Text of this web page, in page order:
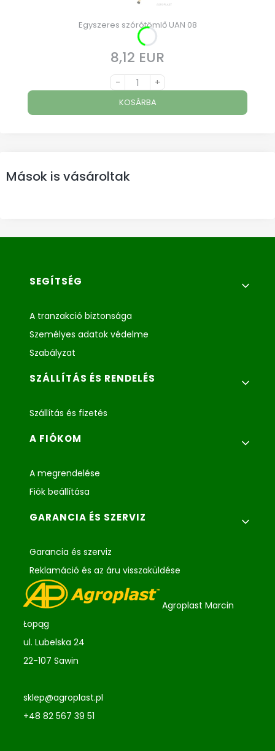
Egyszeres szórótömlő UAN 08
Ár
8,12 EUR
- +
KOSÁRBA
Mások is vásároltak
Lábléc menü
SEGÍTSÉG
A tranzakció biztonsága
Személyes adatok védelme
Szabályzat
SZÁLLÍTÁS ÉS RENDELÉS
Szállítás és fizetés
A FIÓKOM
A megrendelése
Fiók beállítása
GARANCIA ÉS SZERVIZ
Garancia és szerviz
Reklamáció és az áru visszaküldése
Agroplast Marcin
Łopąg
ul. Lubelska 24
22-107 Sawin
sklep@agroplast.pl
+48 82 567 39 51